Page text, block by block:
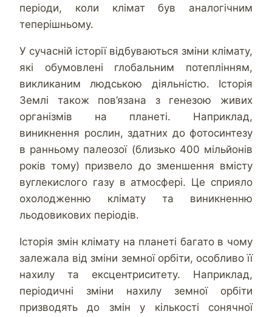
періоди, коли клімат був аналогічним
теперішньому.
У сучасній історії відбуваються зміни клімату,
які обумовлені глобальним потеплінням,
викликаним людською діяльністю. Історія
Землі також пов’язана з генезою живих
організмів на планеті. Наприклад,
виникнення рослин, здатних до фотосинтезу
в ранньому палеозої (близько 400 мільйонів
років тому) призвело до зменшення вмісту
вуглекислого газу в атмосфері. Це сприяло
охолодженню клімату та виникненню
льодовикових періодів.
Історія змін клімату на планеті багато в чому
залежала від зміни земної орбіти, особливо її
нахилу та ексцентриситету. Наприклад,
періодичні зміни нахилу земної орбіти
призводять до змін у кількості сонячної